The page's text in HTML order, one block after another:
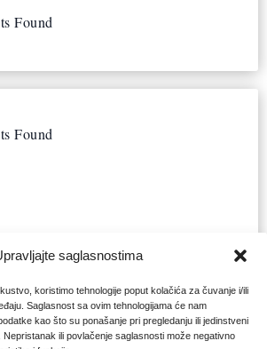
saglasnostima
koristimo tehnologije poput kolačića za čuvanje i/ili
Saglasnost sa ovim tehnologijama će nam
kao što su ponašanje pri pregledanju ili jedinstveni
Nepristanak ili povlačenje saglasnosti može negativno
Found
Found